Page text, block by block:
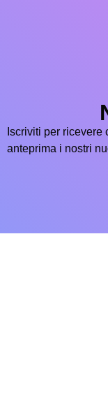
Iscriviti per
anteprima i nostri